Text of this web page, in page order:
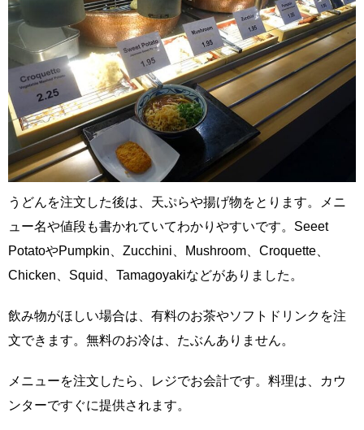
うどんを注文した後は、天ぷらや揚げ物をとります。メニ
ュー名や値段も書かれていてわかりやすいです。Seeet
PotatoやPumpkin、Zucchini、Mushroom、Croquette、
Chicken、Squid、Tamagoyakiなどがありました。
飲み物がほしい場合は、有料のお茶やソフトドリンクを注
文できます。無料のお冷は、たぶんありません。
メニューを注文したら、レジでお会計です。料理は、カウ
ンターですぐに提供されます。